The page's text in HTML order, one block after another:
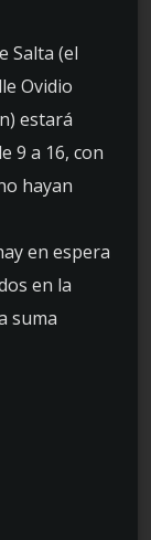
Salta (el
Ovidio
estará
9 a 16, con
hayan
en espera
en la
suma